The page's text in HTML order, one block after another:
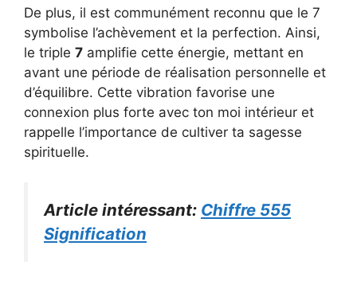
De plus, il est communément reconnu que le 7
symbolise l’achèvement et la perfection. Ainsi,
le triple 7 amplifie cette énergie, mettant en
avant une période de réalisation personnelle et
d’équilibre. Cette vibration favorise une
connexion plus forte avec ton moi intérieur et
rappelle l’importance de cultiver ta sagesse
spirituelle.
Article intéressant: Chiffre 555
Signification